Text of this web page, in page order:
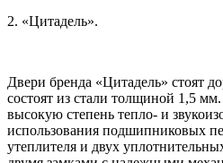
2. «Цитадель».
Двери бренда «Цитадель» стоят
состоят из стали толщиной 1,5
высокую степень тепло- и
использования подшипниковых
утеплителя и двух